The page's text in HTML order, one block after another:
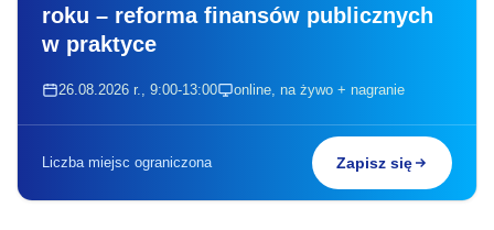
roku – reforma finansów publicznych
w praktyce
26.08.2026 r., 9:00-13:00 online, na żywo + nagranie
Liczba miejsc ograniczona Zapisz się